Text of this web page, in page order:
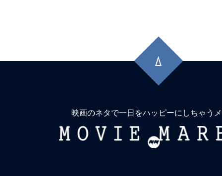
頭
に
映画のネタで一日をハッピーにしちゃう
MOVIE